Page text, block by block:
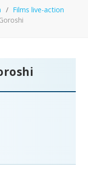
Films live-action